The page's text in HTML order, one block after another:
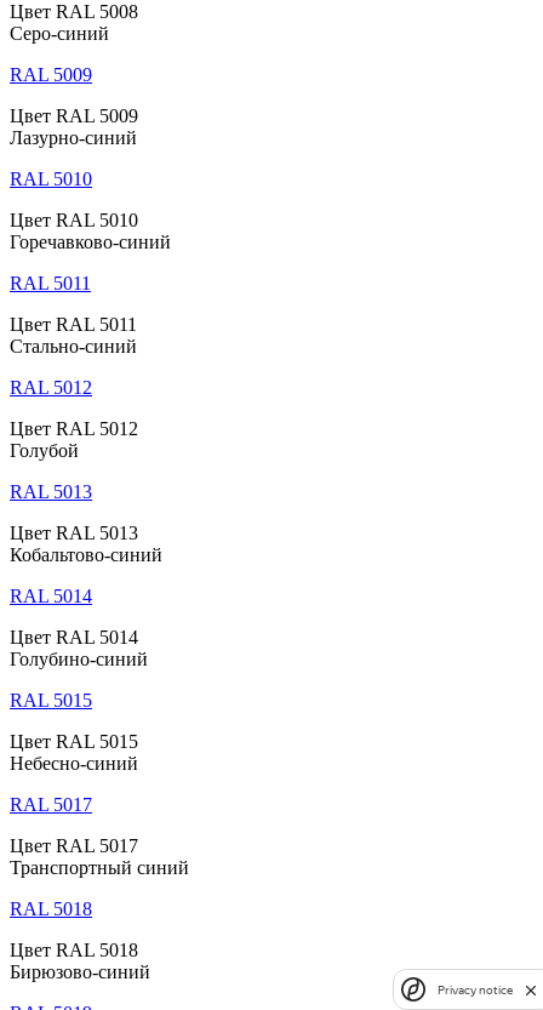
Цвет RAL 5008
Серо-синий
RAL 5009
Цвет RAL 5009
Лазурно-синий
RAL 5010
Цвет RAL 5010
Горечавково-синий
RAL 5011
Цвет RAL 5011
Стально-синий
RAL 5012
Цвет RAL 5012
Голубой
RAL 5013
Цвет RAL 5013
Кобальтово-синий
RAL 5014
Цвет RAL 5014
Голубино-синий
RAL 5015
Цвет RAL 5015
Небесно-синий
RAL 5017
Цвет RAL 5017
Транспортный синий
RAL 5018
Цвет RAL 5018
Бирюзово-синий
Privacy notice